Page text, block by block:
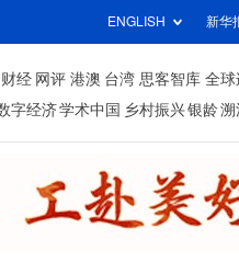
ENGLISH 新华
财经 网评 港澳 台湾 思客智库 全球
字经济学术中国 乡村振兴银龄溯